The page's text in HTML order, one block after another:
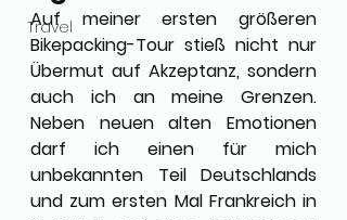
Travel
Auf meiner ersten größeren
Bikepacking-Tour stieß nicht nur
Übermut auf Akzeptanz, sondern
auch ich an meine Grenzen.
Neben neuen alten Emotionen
darf ich einen für mich
unbekannten Teil Deutschlands
und zum ersten Mal Frankreich in